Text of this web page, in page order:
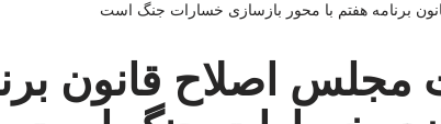
برنامه هفتم با محور بازسازی خسارات جنگ است
مجلس اصلاح قانون